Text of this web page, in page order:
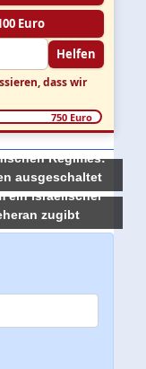
Euro
Helfen
dass wir
750 Euro
Regimes:
ausgeschaltet
ein israelischer
zugibt